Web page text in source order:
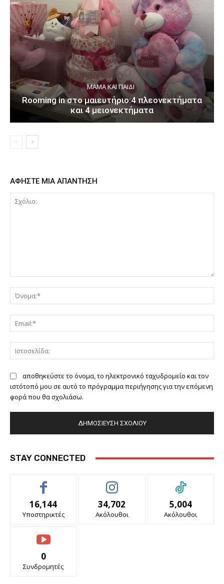
ΜΑΜΆ ΚΑΙ ΠΑΙΔΊ
Rooming in στο μαιευτήριο:4 πλεονεκτήματα
και 4 μειονεκτήματα
ΑΦΗΣΤΕ ΜΙΑ ΑΠΑΝΤΗΣΗ
αποθηκεύστε το όνομα, το ηλεκτρονικό ταχυδρομείο και τον
ιστότοπό μου σε αυτό το πρόγραμμα περιήγησης για την επόμενη
φορά που θα σχολιάσω.
STAY CONNECTED
16,144
Υποστηρικτές
34,702
Ακόλουθοι
5,004
Ακόλουθοι
0
Συνδρομητές